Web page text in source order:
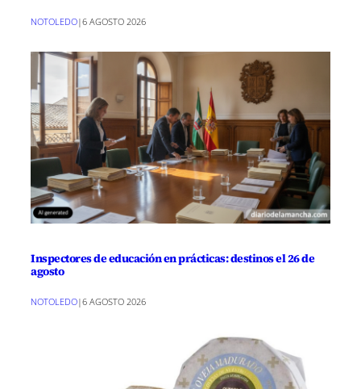
NOTOLEDO|6 AGOSTO 2026
Inspectores de educación en prácticas: destinos el 26 de
agosto
NOTOLEDO|6 AGOSTO 2026